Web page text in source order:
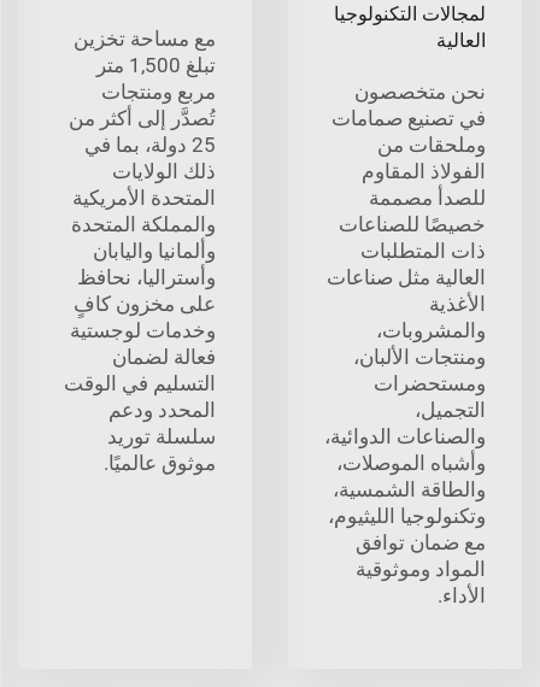
لمجالات التكنولوجيا
العالية
نحن متخصصون
في تصنيع صمامات
وملحقات من
الفولاذ المقاوم
للصدأ مصممة
خصيصًا للصناعات
ذات المتطلبات
العالية مثل صناعات
الأغذية
والمشروبات،
ومنتجات الألبان،
ومستحضرات
التجميل،
والصناعات الدوائية،
وأشباه الموصلات،
والطاقة الشمسية،
وتكنولوجيا الليثيوم،
مع ضمان توافق
المواد وموثوقية
الأداء.
مع مساحة تخزين
تبلغ 1,500 متر
مربع ومنتجات
تُصدَّر إلى أكثر من
25 دولة، بما في
ذلك الولايات
المتحدة الأمريكية
والمملكة المتحدة
وألمانيا واليابان
وأستراليا، نحافظ
على مخزون كافٍ
وخدمات لوجستية
فعالة لضمان
التسليم في الوقت
المحدد ودعم
سلسلة توريد
موثوق عالميًا.